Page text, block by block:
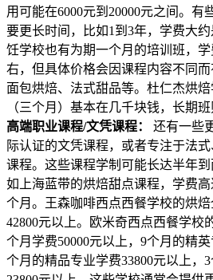
用可能在6000元到20000元之间。有
要更长时间，比如1到3年，学费大
饪学校也有为期一个月的培训班，学
右，但具体价格会因课程内容不同而
面包烘焙、法式甜品等。杜仁杰烘
（三个月）基本在几千块钱，长期班
高端职业课程/文凭课程：
还有一些
际认证的文凭课程，或者专注于法
课程。这些课程学制可能长达半年
如上海蓝带的烘焙甜点课程，学费高
个月。王森咖啡西点西餐学校的烘
42800元以上。欧米奇西点西餐学校
个月学费50000元以上，9个月的精
个月的精品专业学费33800元以上，